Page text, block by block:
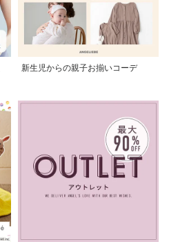
新生児からの親子お揃いコーデ